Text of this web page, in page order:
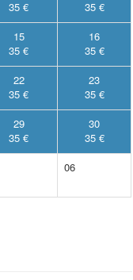
35 €
35 €
15
35 €
16
35 €
22
35 €
23
35 €
29
35 €
30
35 €
06